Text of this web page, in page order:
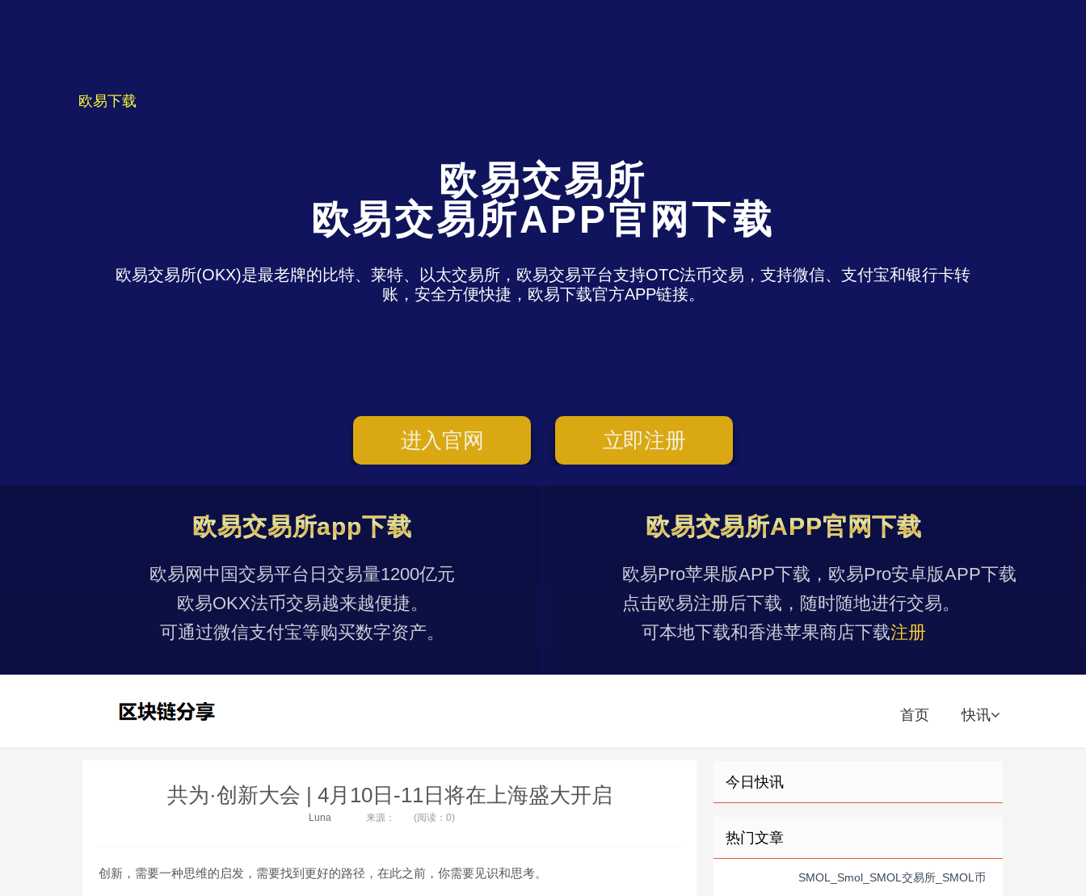
欧易下载
欧易交易所
欧易交易所APP官网下载
欧易交易所(OKX)是最老牌的比特、莱特、以太交易所，欧易交易平台支持OTC法币交易，支持微信、支付宝和银行卡转
账，安全方便快捷，欧易下载官方APP链接。
进入官网 立即注册
欧易交易所app下载
欧易网中国交易平台日交易量1200亿元
欧易OKX法币交易越来越便捷。
可通过微信支付宝等购买数字资产。
欧易交易所APP官网下载
欧易Pro苹果版APP下载，欧易Pro安卓版APP下载
点击欧易注册后下载，随时随地进行交易。
可本地下载和香港苹果商店下载注册
首页 快讯
共为·创新大会 | 4月10日-11日将在上海盛大开启
Luna 来源： (阅读：0)
创新，需要一种思维的启发，需要找到更好的路径，在此之前，你需要见识和思考。
今日快讯
热门文章
SMOL_Smol_SMOL交易所_SMOL币